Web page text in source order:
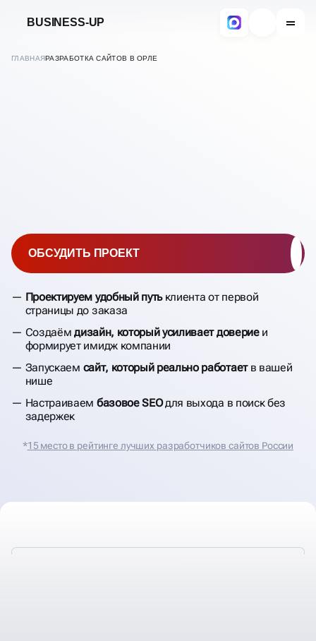
BUSINESS-UP
ГЛАВНАЯРАЗРАБОТКА САЙТОВ В ОРЛЕ
Проектируем удобный путьклиента от первой
страницы до заказа
Создаёмдизайн, который усиливает довериеи
формирует имидж компании
Запускаем сайт, который реально работаетв вашей
нише
Настраиваем базовое SEOдля выхода в поиск без
задержек
ОБСУДИТЬ ПРОЕКТ
*15 место в рейтинге лучших разработчиков сайтов России